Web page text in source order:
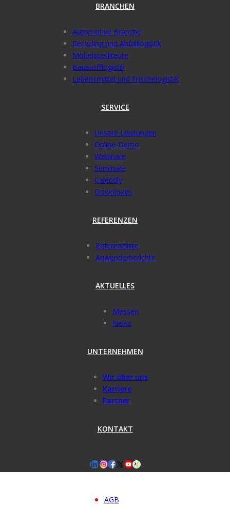
BRANCHEN
Automotive Branche
Recycling und Abfalllogistik
Möbelspediteure
Baustofflogistik
Lebensmittel und Frischelogistik
SERVICE
Unsere Leistungen
Online-Demo
Webinare
Seminare
Calendly
Downloads
REFERENZEN
Referenzliste
Anwenderberichte
AKTUELLES
Messen
News
UNTERNEHMEN
Wir über uns
Karriere
Partner
KONTAKT
AGB